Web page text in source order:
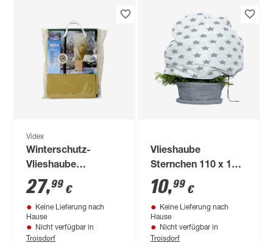
Videx
Winterschutz-
Vlieshaube
'Extreme' beige 120
x 180 cm
27,99 €
Keine Lieferung nach
Hause
Nicht verfügbar in
Troisdorf
Vlieshaube
Sternchen 110 x 110
cm weiss grau
10,99 €
Keine Lieferung nach
Hause
Nicht verfügbar in
Troisdorf